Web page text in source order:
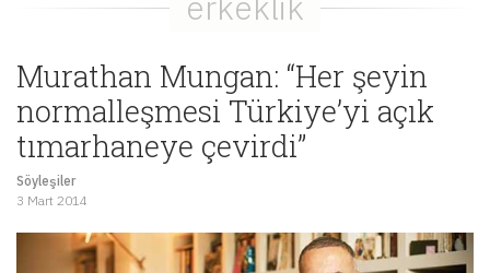
Murathan Mungan: “Her şeyin
normalleşmesi Türkiye’yi açık
tımarhaneye çevirdi”
Söyleşiler
3 Mart 2014